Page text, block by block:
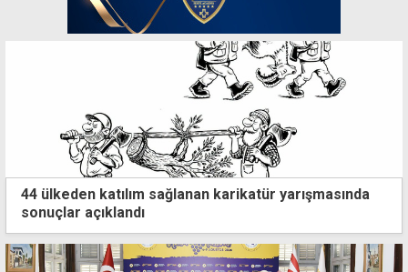
44 ülkeden katılım sağlanan karikatür yarışmasında
sonuçlar açıklandı